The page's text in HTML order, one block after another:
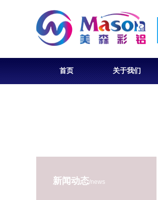
首页 关于我们
新闻动态/news